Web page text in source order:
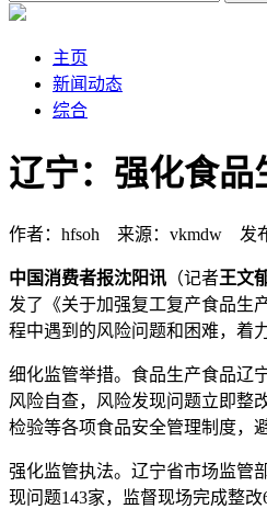
主页
新闻动态
综合
辽宁：强化食
作者：hfsoh 来源：vkmdw 发
中国消费者报沈阳讯 （记者王文
发了《关于加强复工复产食品生
程中遇到的风险问题和困难，着
细化监管举措。食品生产食品辽
风险自查，风险发现问题立即整
检验等各项食品安全管理制度，
强化监管执法。辽宁省市场监管
现问题143家，监督现场完成整